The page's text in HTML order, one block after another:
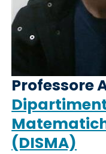
Professore
(DISMA)